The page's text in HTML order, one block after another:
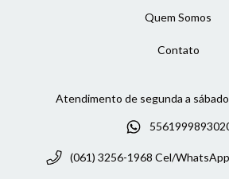
Quem Somos
Contato
(061) 3256-1968 Cel/